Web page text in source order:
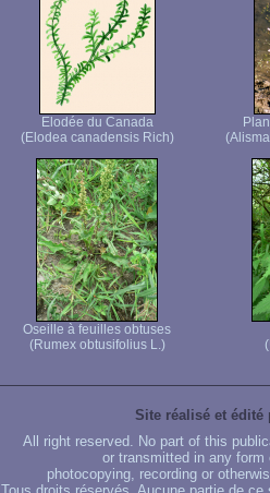
Elodée du Canada
(Elodea canadensis Rich)
Oseille à feuilles obtuses
(Rumex obtusifolius L.)
Site réalisé et édité
All right reserved. No part of this
or transmitted in any
photocopying, recording or